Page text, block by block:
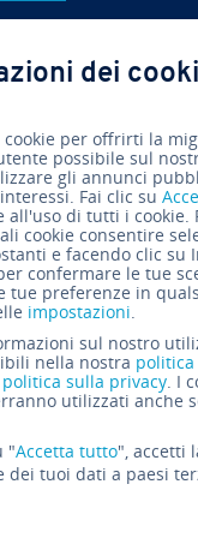
sapere
nella
Condividi
(s.s.) è una
perché è sia
Per una
dei
cookie per offrirti la
possibile sul
gli annunci
Fai clic su
all'uso di tutti i cookie.
cookie consentire
e facendo clic su
confermare le tue
tue preferenze in
impostazioni.
sul nostro
nella nostra politica
politica sulla privacy. I
utilizzati anche
"Accetta tutto", accetti
dei tuoi dati a paesi